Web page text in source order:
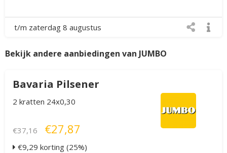
t/m zaterdag 8 augustus
Bekijk andere aanbiedingen van JUMBO
Bavaria Pilsener
2 kratten 24x0,30
€37,16 €27,87
€9,29 korting (25%)